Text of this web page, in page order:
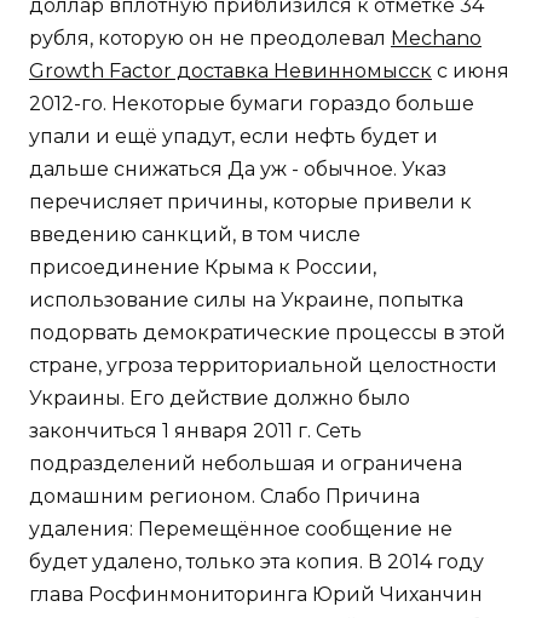
доллар вплотную приблизился к отметке 34
рубля, которую он не преодолевал Mechano
Growth Factor доставка Невинномысск с июня
2012-го. Некоторые бумаги гораздо больше
упали и ещё упадут, если нефть будет и
дальше снижаться Да уж - обычное. Указ
перечисляет причины, которые привели к
введению санкций, в том числе
присоединение Крыма к России,
использование силы на Украине, попытка
подорвать демократические процессы в этой
стране, угроза территориальной целостности
Украины. Его действие должно было
закончиться 1 января 2011 г. Сеть
подразделений небольшая и ограничена
домашним регионом. Слабо Причина
удаления: Перемещённое сообщение не
будет удалено, только эта копия. В 2014 году
глава Росфинмониторинга Юрий Чиханчин